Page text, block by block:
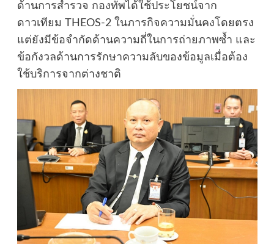
ด้านการสำรวจ กองทัพได้ใช้ประโยชน์จาก
ดาวเทียม THEOS-2 ในภารกิจความมั่นคงโดยตรง
แต่ยังมีข้อจำกัดด้านความถี่ในการถ่ายภาพซ้ำ และ
ข้อกังวลด้านการรักษาความลับของข้อมูลเมื่อต้อง
ใช้บริการจากต่างชาติ